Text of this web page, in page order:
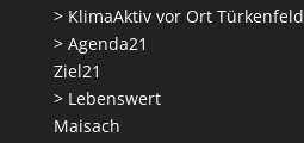
> KlimaAktiv vor Ort Türkenfeld
> Agenda21
Ziel21
> Lebenswert
Maisach